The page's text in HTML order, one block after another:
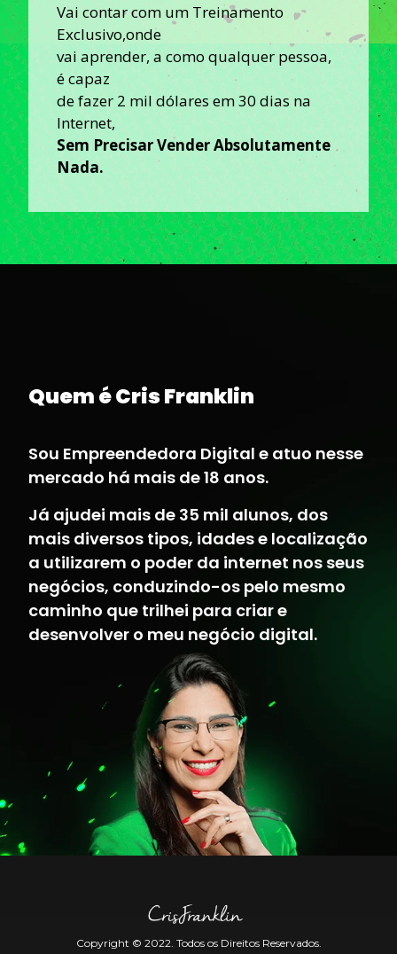
Vai contar com um Treinamento
Exclusivo,onde
vai aprender, a como qualquer pessoa,
é capaz
de fazer 2 mil dólares em 30 dias na
Internet,
Sem Precisar Vender Absolutamente
Nada.
Quem é Cris Franklin
Sou Empreendedora Digital e atuo nesse
mercado há mais de 18 anos.
Já ajudei mais de 35 mil alunos, dos
mais diversos tipos, idades e localização
a utilizarem o poder da internet nos seus
negócios, conduzindo-os pelo mesmo
caminho que trilhei para criar e
desenvolver o meu negócio digital.
Copyright © 2022. Todos os Direitos Reservados.